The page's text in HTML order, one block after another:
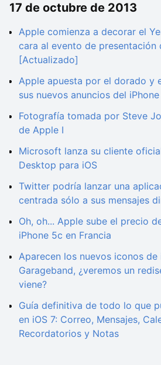
17 de octubre de 2013
Apple comienza a decorar el
cara al evento de presentación
[Actualizado]
Apple apuesta por el dorado y
sus nuevos anuncios del
Fotografía tomada por Steve
de Apple I
Microsoft lanza su cliente
Desktop para iOS
Twitter podría lanzar una
centrada sólo a sus mensajes
Oh, oh... Apple sube el precio
iPhone 5c en Francia
Aparecen los nuevos iconos de
Garageband, ¿veremos un
viene?
Guía definitiva de todo lo que
en iOS 7: Correo, Mensajes,
Recordatorios y Notas